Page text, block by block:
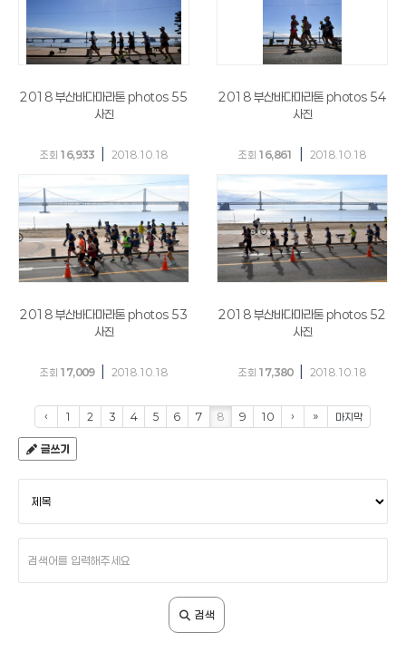
2018 부산바다마라톤 photos 55
사진
조회 16,933 2018.10.18
2018 부산바다마라톤 photos 54
사진
조회 16,861 2018.10.18
2018 부산바다마라톤 photos 53
사진
조회 17,009 2018.10.18
2018 부산바다마라톤 photos 52
사진
조회 17,380 2018.10.18
‹ 1 2 3 4 5 6 7 8 9 10 › » 마지막
글쓰기
조
어
력
검색